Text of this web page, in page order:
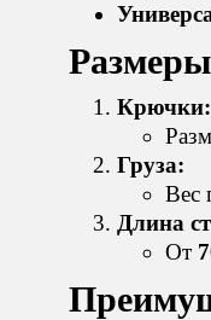
Крючки:
Груза:
Вес
Длина
От